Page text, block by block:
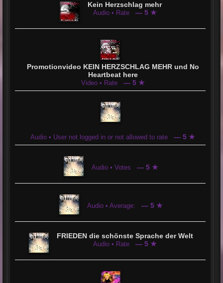
Kein Herzschlag mehr
Audio • Rate — 5 ★
Promotionvideo KEIN HERZSCHLAG MEHR und No
Heartbeat here
Video • Rate — 5 ★
Audio • User not logged in or not allowed to rate — 5 ★
Audio • Votes — 5 ★
Audio • Average: — 5 ★
FRIEDEN die schönste Sprache der Welt
Audio • Rate — 5 ★